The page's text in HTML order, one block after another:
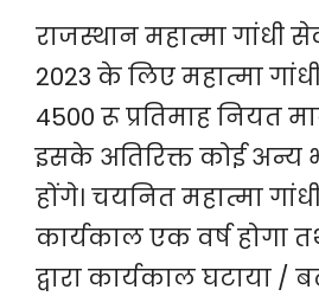
राजस्थान महात्मा गांधी
2023 के लिए महात्मा
4500 रू प्रतिमाह नियत
इसके अतिरिक्त कोई अन्य
होंगे। चयनित महात्मा
कार्यकाल एक वर्ष होगा
द्वारा कार्यकाल घटाया /